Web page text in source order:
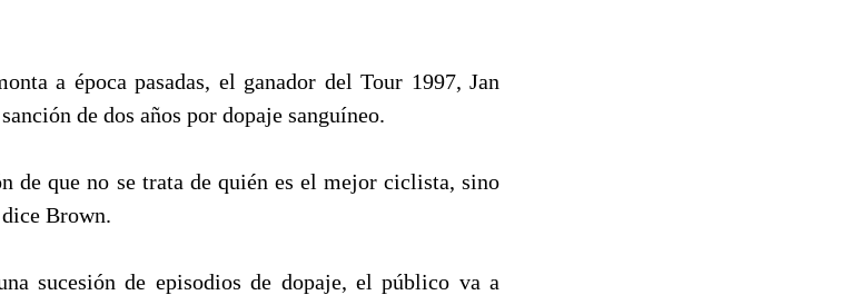
a época pasadas, el ganador del Tour 1997, Jan
de dos años por dopaje sanguíneo.
de que no se trata de quién es el mejor ciclista, sino
Brown.
sucesión de episodios de dopaje, el público va a